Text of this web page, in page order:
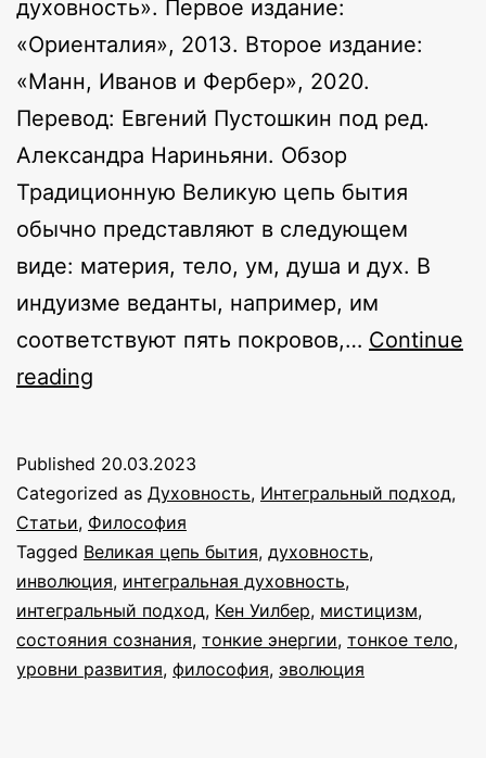
духовность». Первое издание:
«Ориенталия», 2013. Второе издание:
«Манн, Иванов и Фербер», 2020.
Перевод: Евгений Пустошкин под ред.
Александра Нариньяни. Обзор
Традиционную Великую цепь бытия
обычно представляют в следующем
виде: материя, тело, ум, душа и дух. В
индуизме веданты, например, им
соответствуют пять покровов,… Continue
reading
бытия
к
постмодернизму
за
три
быстрых
Published 20.03.2023
Categorized as Духовность, Интегральный подход,
Статьи, Философия
Tagged Великая цепь бытия, духовность,
инволюция, интегральная духовность,
интегральный подход, Кен Уилбер, мистицизм,
состояния сознания, тонкие энергии, тонкое тело,
уровни развития, философия, эволюция